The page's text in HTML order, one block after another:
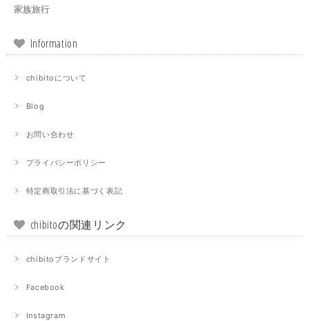
家族旅行
Information
chibitoについて
Blog
お問い合わせ
プライバシーポリシー
特定商取引法に基づく表記
chibitoの関連リンク
chibitoブランドサイト
Facebook
Instagram